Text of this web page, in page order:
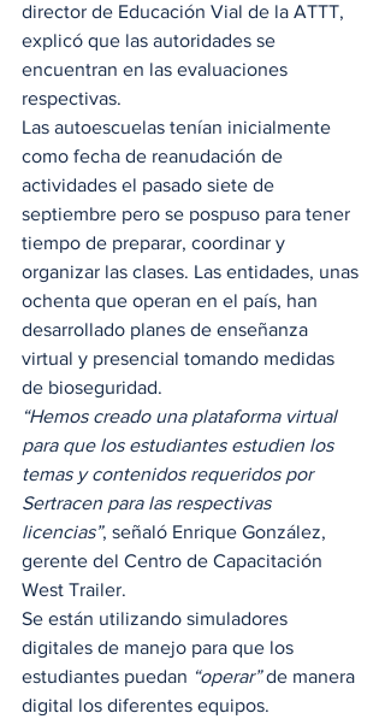
director de Educación Vial de la ATTT,
explicó que las autoridades se
encuentran en las evaluaciones
respectivas.
Las autoescuelas tenían inicialmente
como fecha de reanudación de
actividades el pasado siete de
septiembre pero se pospuso para tener
tiempo de preparar, coordinar y
organizar las clases. Las entidades, unas
ochenta que operan en el país, han
desarrollado planes de enseñanza
virtual y presencial tomando medidas
de bioseguridad.
“Hemos creado una plataforma virtual
para que los estudiantes estudien los
temas y contenidos requeridos por
Sertracen para las respectivas
licencias”, señaló Enrique González,
gerente del Centro de Capacitación
West Trailer.
Se están utilizando simuladores
digitales de manejo para que los
estudiantes puedan “operar” de manera
digital los diferentes equipos.